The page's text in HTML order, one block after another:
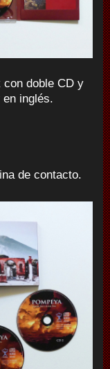
con doble CD y
en inglés.
de contacto.